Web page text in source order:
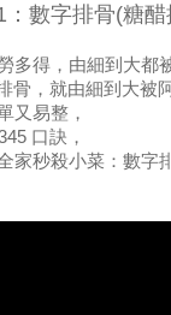
：數字排骨(糖
多得，由細到大都
骨，就由細到大被
又易整，
口訣，
家秒殺小菜：數字